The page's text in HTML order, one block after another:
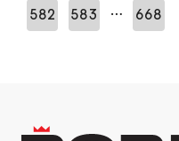
582 583 … 668